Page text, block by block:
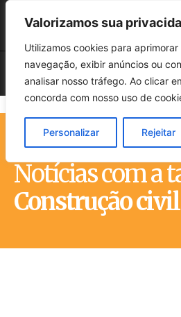
Valorizamos sua
Utilizamos cookies para
navegação, exibir anúncios ou
analisar nosso tráfego. Ao clicar
concorda com nosso uso de
Personalizar Rejeitar
Notícias com a
Construção civil